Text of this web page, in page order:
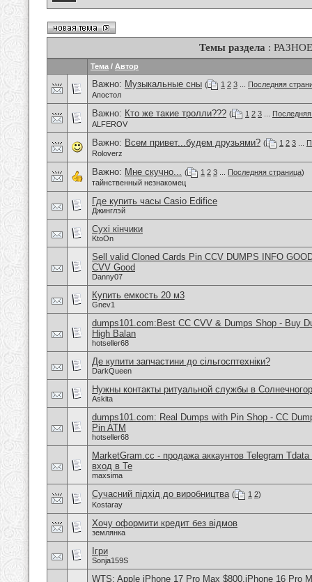
Темы раздела : РАЗНОЕ
Тема / Автор
Важно: Музыкальные сны ( 1 2 3
Последняя
Апостол
Важно: Кто же такие тролли??? ( 1 2 3
ALFEROV
Важно: Всем привет...будем друзьями? ( 1 2 3
Roloverz
Важно: Мне скучно... ( 1 2 3 Последняя страница)
тайнственный незнакомец
Где купить часы Casio Edifice
Джинглэй
Сухі кінчики
KtoOn
Sell valid Cloned Cards Pin CCV DUMPS INFO
CVV Good
Danny07
Купить емкость 20 м3
Gnev1
dumps101.com:Best CC CVV & Dumps Shop - Buy
High Balan
hotseller68
Де купити запчастини до сільгосптехніки?
DarkQueen
Нужны контакты ритуальной службы в
Askita
dumps101.com: Real Dumps with Pin Shop - CC
Pin ATM
hotseller68
MarketGram.cc - продажа аккаунтов Telegram
вход в Te
maxsima
Сучасний підхід до виробництва ( 1 2)
Kostaray
Хочу оформити кредит без відмов
землянка
Ігри
Sonja159S
WTS: Apple iPhone 17 Pro Max $800,iPhone 16 Pro